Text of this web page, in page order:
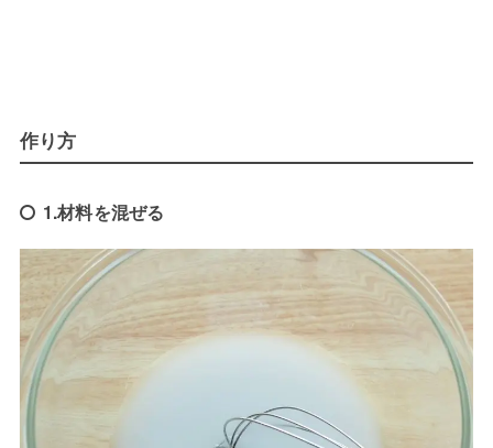
作り方
1.材料を混ぜる